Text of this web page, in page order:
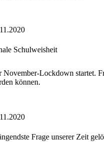
Schulweisheit
November-Lockdown startet.
können.
Frage unserer Zeit